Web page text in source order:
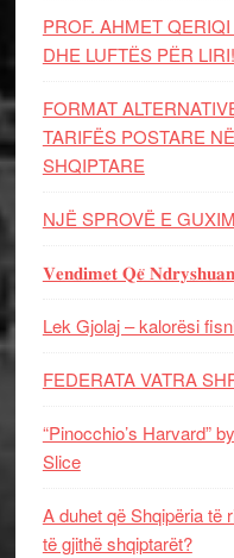
PROF. AHMET
DHE LUFTЁS PЁR LIRI!
FORMAT
TARIFËS POSTARE
SHQIPTARE
NJË SPROVË E
𝐕𝐞𝐧𝐝𝐢𝐦𝐞𝐭 𝐐𝐞̈
Lek Gjolaj – kalorësi
FEDERATA VATRA
“Pinocchio’s Harvard”
Slice
A duhet që Shqipëria të
të gjithë shqiptarët?